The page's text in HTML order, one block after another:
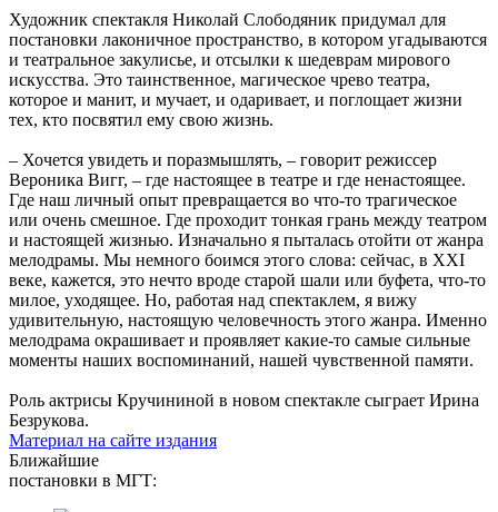
Художник спектакля Николай Слободяник придумал для
постановки лаконичное пространство, в котором угадываются
и театральное закулисье, и отсылки к шедеврам мирового
искусства. Это таинственное, магическое чрево театра,
которое и манит, и мучает, и одаривает, и поглощает жизни
тех, кто посвятил ему свою жизнь.
– Хочется увидеть и поразмышлять, – говорит режиссер
Вероника Вигг, – где настоящее в театре и где ненастоящее.
Где наш личный опыт превращается во что-то трагическое
или очень смешное. Где проходит тонкая грань между театром
и настоящей жизнью. Изначально я пыталась отойти от жанра
мелодрамы. Мы немного боимся этого слова: сейчас, в XXI
веке, кажется, это нечто вроде старой шали или буфета, что-то
милое, уходящее. Но, работая над спектаклем, я вижу
удивительную, настоящую человечность этого жанра. Именно
мелодрама окрашивает и проявляет какие-то самые сильные
моменты наших воспоминаний, нашей чувственной памяти.
Роль актрисы Кручининой в новом спектакле сыграет Ирина
Безрукова.
Материал на сайте издания
Ближайшие
постановки в МГТ: